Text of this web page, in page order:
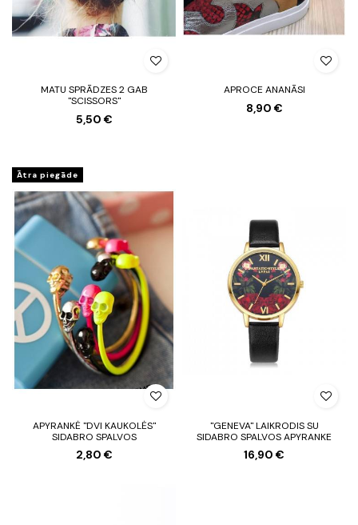
MATU SPRĀDZES 2 GAB
"SCISSORS"
5,50 €
APROCE ANANĀSI
8,90 €
Ātra piegāde
APYRANKĖ "DVI KAUKOLĖS"
SIDABRO SPALVOS
2,80 €
"GENEVA" LAIKRODIS SU
SIDABRO SPALVOS APYRANKE
16,90 €